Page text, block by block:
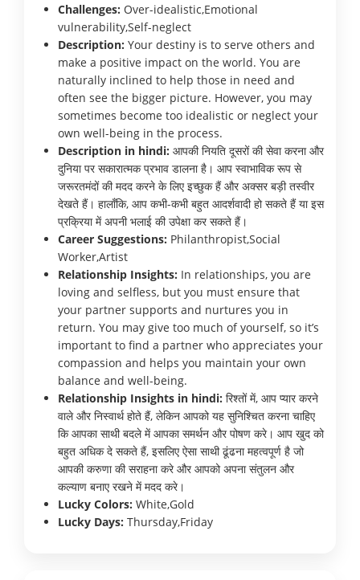
Challenges: Over-idealistic,Emotional
vulnerability,Self-neglect
Description: Your destiny is to serve others and
make a positive impact on the world. You are
naturally inclined to help those in need and
often see the bigger picture. However, you may
sometimes become too idealistic or neglect your
own well-being in the process.
Description in hindi: आपकी नियति दूसरों की सेवा करना और
दुनिया पर सकारात्मक प्रभाव डालना है। आप स्वाभाविक रूप से
जरूरतमंदों की मदद करने के लिए इच्छुक हैं और अक्सर बड़ी तस्वीर
देखते हैं। हालाँकि, आप कभी-कभी बहुत आदर्शवादी हो सकते हैं या इस
प्रक्रिया में अपनी भलाई की उपेक्षा कर सकते हैं।
Career Suggestions: Philanthropist,Social
Worker,Artist
Relationship Insights: In relationships, you are
loving and selfless, but you must ensure that
your partner supports and nurtures you in
return. You may give too much of yourself, so it’s
important to find a partner who appreciates your
compassion and helps you maintain your own
balance and well-being.
Relationship Insights in hindi: रिश्तों में, आप प्यार करने
वाले और निस्वार्थ होते हैं, लेकिन आपको यह सुनिश्चित करना चाहिए
कि आपका साथी बदले में आपका समर्थन और पोषण करे। आप खुद को
बहुत अधिक दे सकते हैं, इसलिए ऐसा साथी ढूंढना महत्वपूर्ण है जो
आपकी करुणा की सराहना करे और आपको अपना संतुलन और
कल्याण बनाए रखने में मदद करे।
Lucky Colors: White,Gold
Lucky Days: Thursday,Friday